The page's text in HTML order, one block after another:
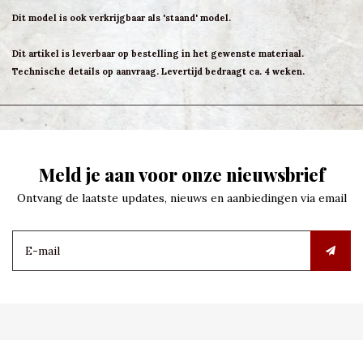
Dit model is ook verkrijgbaar als 'staand' model.
Dit artikel is leverbaar op bestelling in het gewenste materiaal.
Technische details op aanvraag. Levertijd bedraagt ca. 4 weken.
Meld je aan voor onze nieuwsbrief
Ontvang de laatste updates, nieuws en aanbiedingen via email